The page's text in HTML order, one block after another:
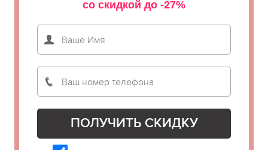
со скидкой до -27%